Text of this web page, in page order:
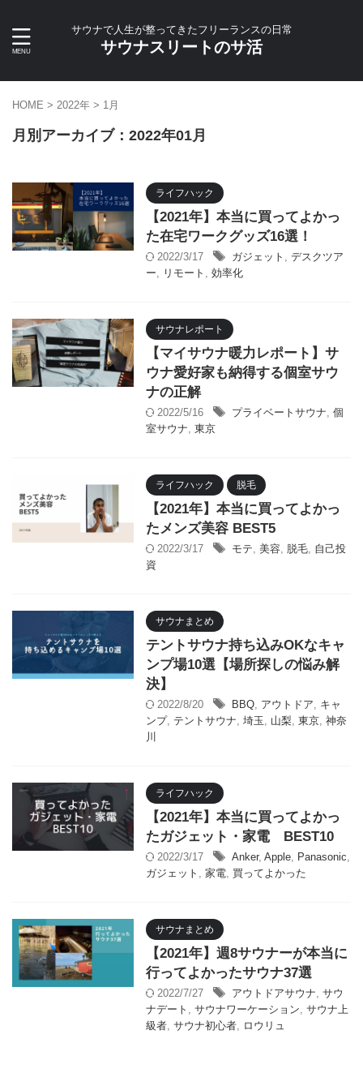
サウナで人生が整ってきたフリーランスの日常
サウナスリートのサ活
HOME > 2022年 > 1月
月別アーカイブ：2022年01月
ライフハック
【2021年】本当に買ってよかっ
た在宅ワークグッズ16選！
2022/3/17 ガジェット , デスクツア
ー, リモート , 効率化
サウナレポート
【マイサウナ暖力レポート】サ
ウナ愛好家も納得する個室サウ
ナの正解
2022/5/16 プライベートサウナ, 個
室サウナ, 東京
ライフハック 脱毛
【2021年】本当に買ってよかっ
たメンズ美容 BEST5
2022/3/17 モテ, 美容, 脱毛, 自己投
資
サウナまとめ
テントサウナ持ち込みOKなキャ
ンプ場10選【場所探しの悩み解
決】
2022/8/20 BBQ, アウトドア, キャ
ンプ, テントサウナ, 埼玉, 山梨, 東京, 神奈
川
ライフハック
【2021年】本当に買ってよかっ
たガジェット・家電 BEST10
2022/3/17 Anker, Apple, Panasonic,
ガジェット , 家電, 買ってよかった
サウナまとめ
【2021年】週8サウナーが本当に
行ってよかったサウナ37選
2022/7/27 アウトドアサウナ, サウ
ナデート , サウナワーケーション, サウナ上
級者, サウナ初心者, ロウリュ